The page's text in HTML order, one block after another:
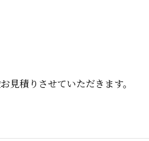
積りさせていただきます。